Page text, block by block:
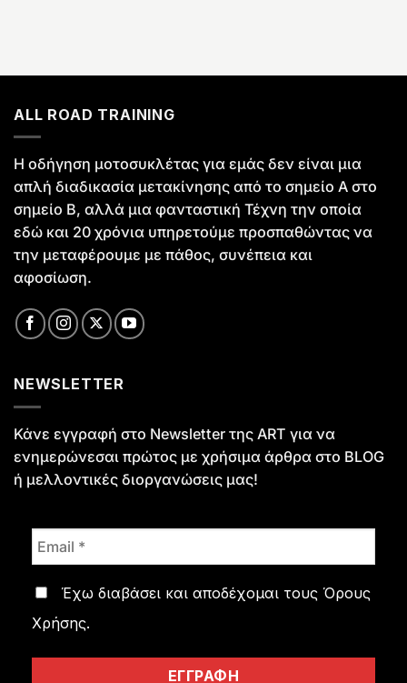
ALL ROAD TRAINING
Η οδήγηση μοτοσυκλέτας για εμάς δεν είναι μια
απλή διαδικασία μετακίνησης από το σημείο Α στο
σημείο Β, αλλά μια φανταστική Τέχνη την οποία
εδώ και 20 χρόνια υπηρετούμε προσπαθώντας να
την μεταφέρουμε με πάθος, συνέπεια και
αφοσίωση.
NEWSLETTER
Κάνε εγγραφή στο Newsletter της ART για να
ενημερώνεσαι πρώτος με χρήσιμα άρθρα στο BLOG
ή μελλοντικές διοργανώσεις μας!
Έχω διαβάσει και αποδέχομαι τους Όρους
Χρήσης.